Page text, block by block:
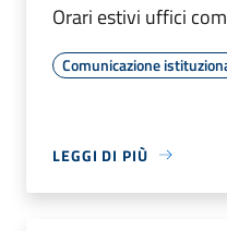
Orari estivi uffici
Comunicazione
LEGGI DI PIÙ